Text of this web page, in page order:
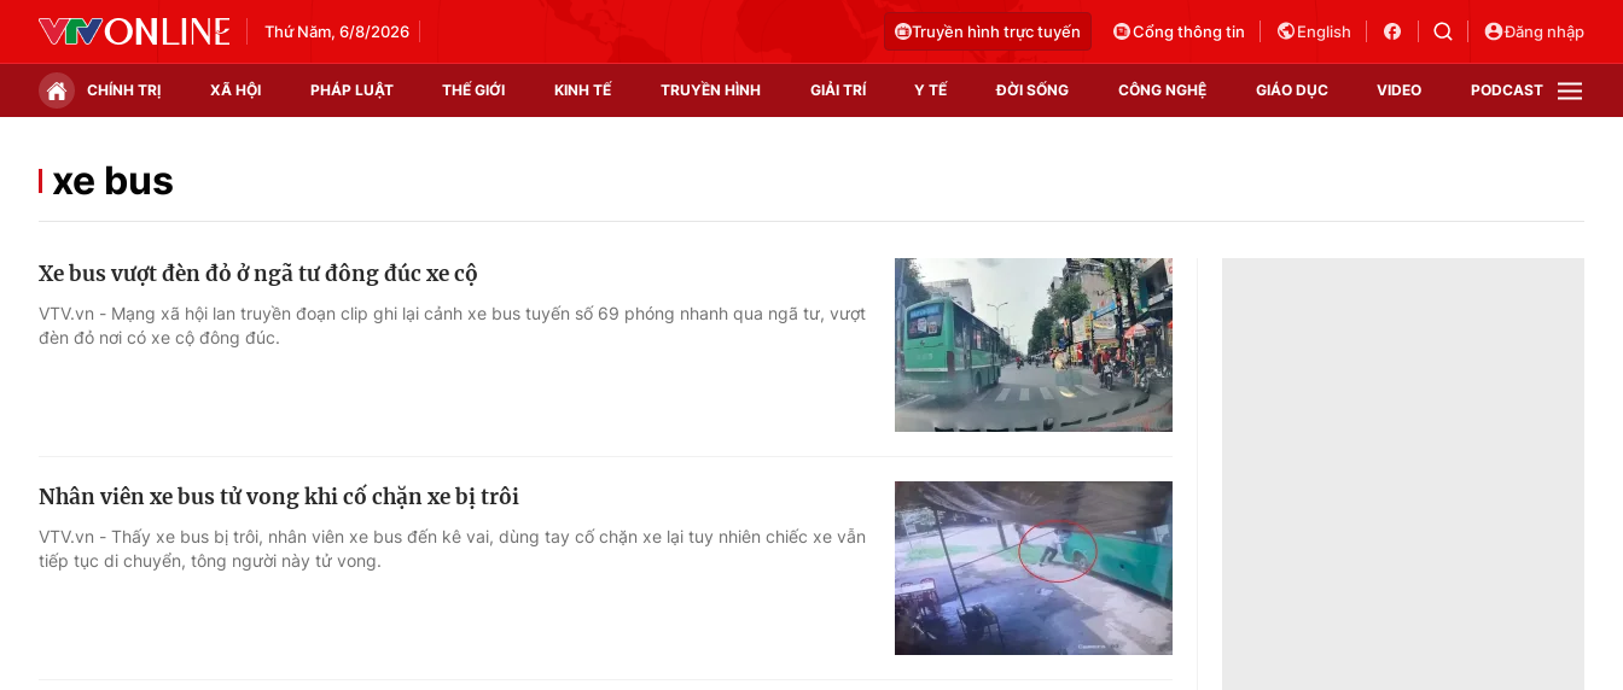
Thứ Năm, 6/8/2026 Truyền hình trực tuyến Cổng thông tin English Đăng nhập
CHÍNH TRỊ XÃ HỘI PHÁP LUẬT THẾ GIỚI KINH TẾ TRUYỀN HÌNH GIẢI TRÍ Y TẾ ĐỜI SỐNG CÔNG NGHỆ GIÁO DỤC VIDEO PODCAST
Chính trị
Thế giới đó đây
Video
Shorts video
Podcast
EMagazine
Photo
Infographic
Góc ảnh
Công nghệ
VTV Sức khoẻ
xe bus
Xe bus vượt đèn đỏ ở ngã tư đông đúc xe cộ
VTV.vn - Mạng xã hội lan truyền đoạn clip ghi lại cảnh xe bus tuyến số 69 phóng nhanh qua ngã tư, vượt
đèn đỏ nơi có xe cộ đông đúc.
Nhân viên xe bus tử vong khi cố chặn xe bị trôi
VTV.vn - Thấy xe bus bị trôi, nhân viên xe bus đến kê vai, dùng tay cố chặn xe lại tuy nhiên chiếc xe vẫn
tiếp tục di chuyển, tông người này tử vong.